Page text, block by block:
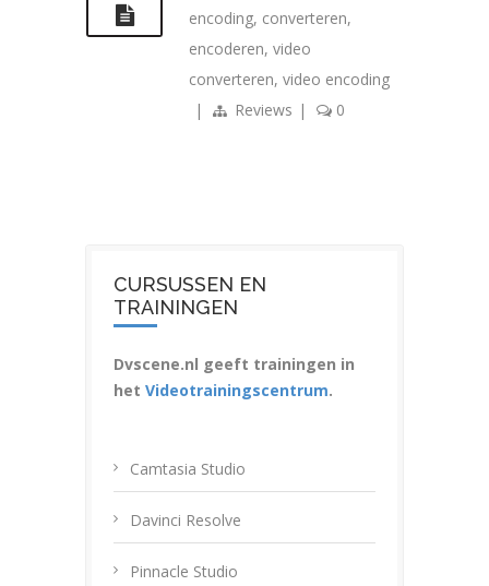
encoding, converteren,
encoderen, video
converteren, video encoding
|
Reviews | 0
CURSUSSEN EN
TRAININGEN
Dvscene.nl geeft trainingen in
het Videotrainingscentrum.
Camtasia Studio
Davinci Resolve
Pinnacle Studio